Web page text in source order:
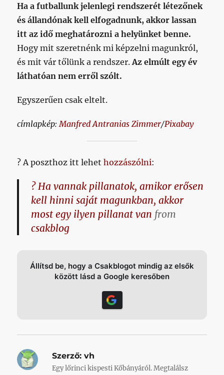
Ha a futballunk jelenlegi rendszerét létezőnek
és állandónak kell elfogadnunk, akkor lassan
itt az idő meghatározni a helyünket benne.
Hogy mit szeretnénk mi képzelni magunkról,
és mit vár tőlünk a rendszer. Az elmúlt egy év
láthatóan nem erről szólt.
Egyszerűen csak eltelt.
címlapkép: Manfred Antranias Zimmer/Pixabay
? A poszthoz itt lehethozzászólni:
? Ha vannak pillanatok, amikor erősen
kell hinni saját magunkban, akkor
most egy ilyen pillanat van from
csakblog
Állítsd be, hogy a Csakblogot mindig az elsők
között lásd a Google keresőben
Szerző: vh
Egy lőrinci kispesti Kőbányáról. Megtalálsz